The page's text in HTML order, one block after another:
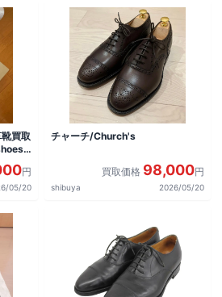
買取
円
05/20
チャーチ/Church's
買取価格 98,000円
shibuya 2026/05/20